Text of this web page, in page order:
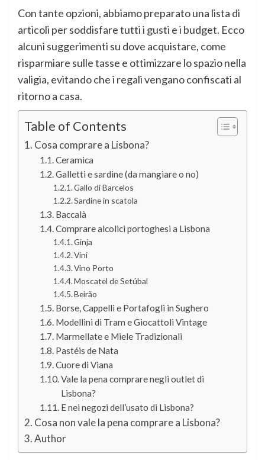
Con tante opzioni, abbiamo preparato una lista di
articoli per soddisfare tutti i gusti e i budget. Ecco
alcuni suggerimenti su dove acquistare, come
risparmiare sulle tasse e ottimizzare lo spazio nella
valigia, evitando che i regali vengano confiscati al
ritorno a casa.
Table of Contents
Cosa comprare a Lisbona?
Ceramica
Galletti e sardine (da mangiare o no)
Gallo di Barcelos
Sardine in scatola
Baccalà
Comprare alcolici portoghesi a Lisbona
Ginja
Vini
Vino Porto
Moscatel de Setúbal
Beirão
Borse, Cappelli e Portafogli in Sughero
Modellini di Tram e Giocattoli Vintage
Marmellate e Miele Tradizionali
Pastéis de Nata
Cuore di Viana
Vale la pena comprare negli outlet di
Lisbona?
E nei negozi dell’usato di Lisbona?
Cosa non vale la pena comprare a Lisbona?
Author